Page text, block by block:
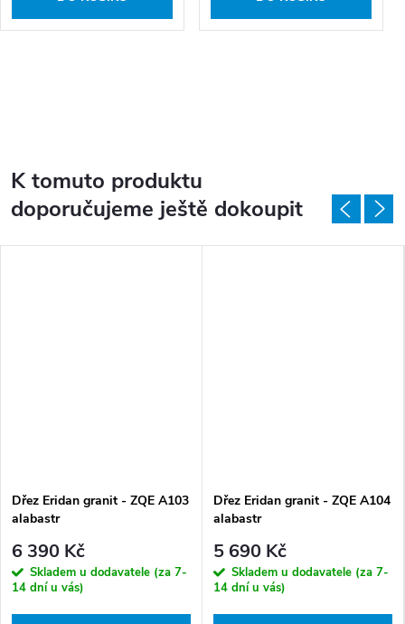
K tomuto produktu
doporučujeme ještě dokoupit
Dřez Eridan granit - ZQE A103
alabastr
6 390 Kč
Skladem u dodavatele (za 7-
14 dní u vás)
Dřez Eridan granit - ZQE A104
alabastr
5 690 Kč
Skladem u dodavatele (za 7-
14 dní u vás)